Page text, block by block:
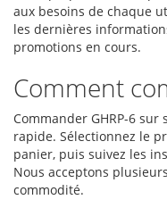
aux besoins de chaque
les dernières
promotions en cours.
Comment
Commander GHRP-6
rapide. Sélectionnez le
panier, puis suivez les
Nous acceptons
commodité.